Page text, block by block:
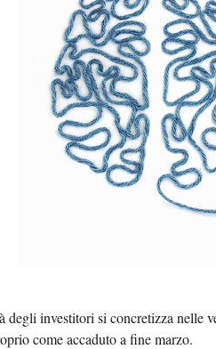
degli investitori si concretizza nelle
come accaduto a fine marzo.